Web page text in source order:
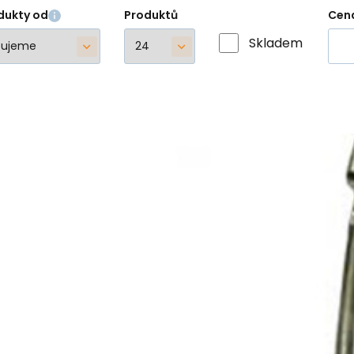
od Produktů
Skladem
Uhlíky sada
Uhlíky sada Milwauke AG 17-150